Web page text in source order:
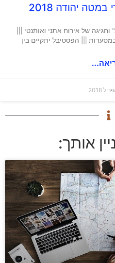
יהודה 2018
של אירוח אתני ואותנטי |||
||| הפסטיבל יתקיים בין
אותך: